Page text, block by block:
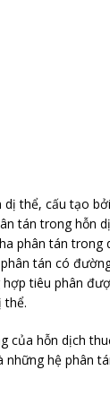
thể, cấu tạo
tán trong hỗn
phân tán
tán có
tiêu phân
thể.
hỗn dịch
hệ phân